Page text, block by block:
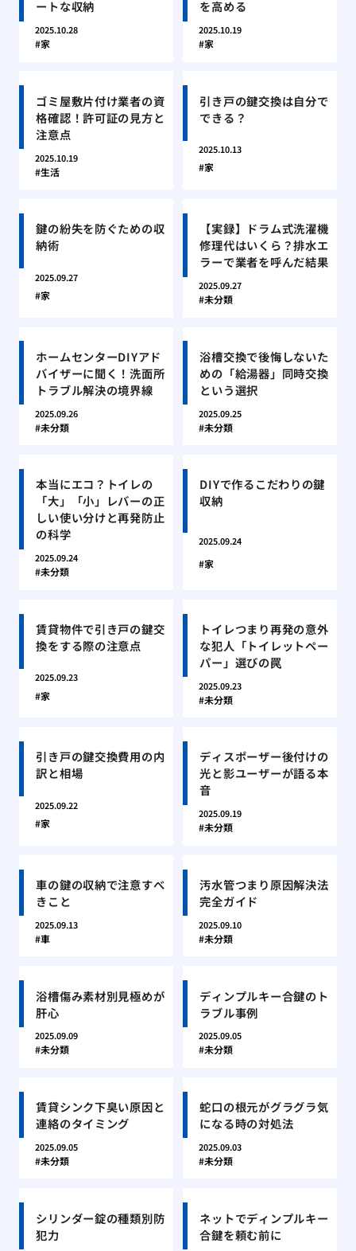
ートな収納
2025.10.28
家
を高める
2025.10.19
家
ゴミ屋敷片付け業者の資
格確認！許可証の見方と
注意点
2025.10.19
生活
引き戸の鍵交換は自分で
できる？
2025.10.13
家
鍵の紛失を防ぐための収
納術
2025.09.27
家
【実録】ドラム式洗濯機
修理代はいくら？排水エ
ラーで業者を呼んだ結果
2025.09.27
未分類
ホームセンターDIYアド
バイザーに聞く！洗面所
トラブル解決の境界線
2025.09.26
未分類
浴槽交換で後悔しないた
めの「給湯器」同時交換
という選択
2025.09.25
未分類
本当にエコ？トイレの
「大」「小」レバーの正
しい使い分けと再発防止
の科学
2025.09.24
未分類
DIYで作るこだわりの鍵
収納
2025.09.24
家
賃貸物件で引き戸の鍵交
換をする際の注意点
2025.09.23
家
トイレつまり再発の意外
な犯人「トイレットペー
パー」選びの罠
2025.09.23
未分類
引き戸の鍵交換費用の内
訳と相場
2025.09.22
家
ディスポーザー後付けの
光と影ユーザーが語る本
音
2025.09.19
未分類
車の鍵の収納で注意すべ
きこと
2025.09.13
車
汚水管つまり原因解決法
完全ガイド
2025.09.10
未分類
浴槽傷み素材別見極めが
肝心
2025.09.09
未分類
ディンプルキー合鍵のト
ラブル事例
2025.09.05
未分類
賃貸シンク下臭い原因と
連絡のタイミング
2025.09.05
未分類
蛇口の根元がグラグラ気
になる時の対処法
2025.09.03
未分類
シリンダー錠の種類別防
犯力
ネットでディンプルキー
合鍵を頼む前に